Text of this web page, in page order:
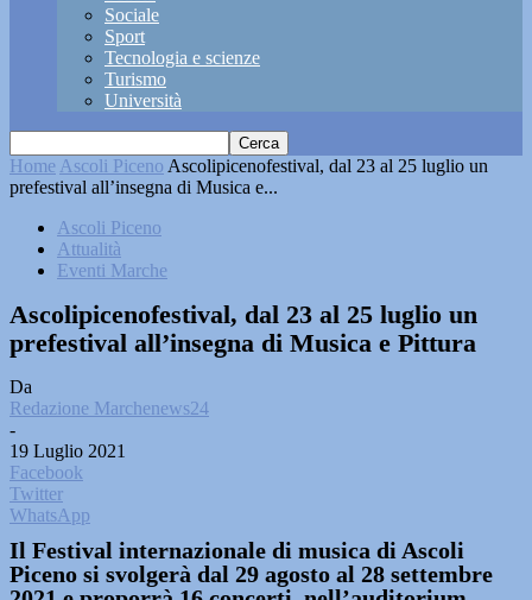
Sociale
Sport
Tecnologia e scienze
Turismo
Università
Home Ascoli Piceno Ascolipicenofestival, dal 23 al 25 luglio un
prefestival all’insegna di Musica e...
Ascoli Piceno
Attualità
Eventi Marche
Ascolipicenofestival, dal 23 al 25 luglio un
prefestival all’insegna di Musica e Pittura
Da
Redazione Marchenews24
-
19 Luglio 2021
Facebook
Twitter
WhatsApp
Il Festival internazionale di musica di Ascoli
Piceno si svolgerà dal 29 agosto al 28 settembre